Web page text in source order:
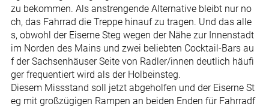
zu bekommen. Als anstrengende Alternative bleibt nur no
ch, das Fahrrad die Treppe hinauf zu tragen. Und das alle
s, obwohl der Eiserne Steg wegen der Nähe zur Innenstadt
im Norden des Mains und zwei beliebten Cocktail-Bars au
f der Sachsenhäuser Seite von Radler/innen deutlich häufi
ger frequentiert wird als der Holbeinsteg.
Diesem Missstand soll jetzt abgeholfen und der Eiserne St
eg mit großzügigen Rampen an beiden Enden für Fahrradf